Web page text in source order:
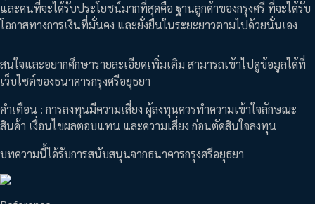
และคนที่จะได้รับประโยชน์มากที่สุดคือ ฐานลูกค้าของกรุงศรี ที่จะได้รับ
โอกาสทางการเงินที่มั่นคง และยั่งยืนในระยะยาวตามไปด้วยนั่นเอง
สนใจและอยากศึกษารายละเอียดเพิ่มเติม สามารถเข้าไปดูข้อมูลได้ที่
เว็บไซต์ของธนาคารกรุงศรีอยุธยา
คำเตือน : การลงทุนมีความเสี่ยง ผู้ลงทุนควรทำความเข้าใจลักษณะ
สินค้า เงื่อนไขผลตอบแทน และความเสี่ยง ก่อนตัดสินใจลงทุน
บทความนี้ได้รับการสนับสนุนจากธนาคารกรุงศรีอยุธยา